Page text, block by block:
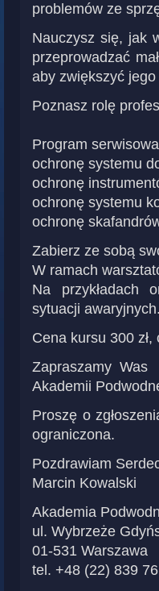
problemów ze
Nauczysz się, jak
przeprowadzać
aby zwiększyć
Poznasz rolę
Program
ochronę systemu
ochronę
ochronę systemu
ochronę
Zabierz ze sobą
W ramach
Na przykładach
sytuacji awaryjnych.
Cena kursu 300 zł,
Zapraszamy
Akademii
Proszę o
ograniczona.
Pozdrawiam
Marcin Kowalski
Akademia
ul. Wybrzeże
01-531 Warszawa
tel. +48 (22) 839